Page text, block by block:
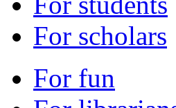
For scholars
For fun